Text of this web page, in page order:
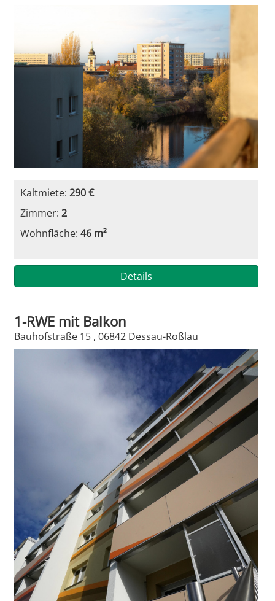
Kaltmiete:290 €
Zimmer:2
Wohnfläche:46 m²
Details
1-RWE mit Balkon
Bauhofstraße 15 , 06842 Dessau-Roßlau